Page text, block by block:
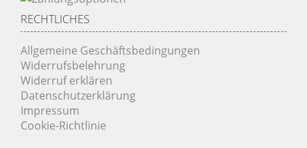
RECHTLICHES
Allgemeine Geschäftsbedingungen
Widerrufsbelehrung
Widerruf erklären
Datenschutzerklärung
Impressum
Cookie-Richtlinie